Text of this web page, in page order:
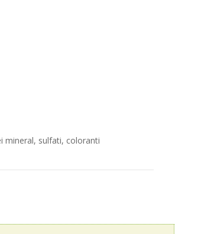
mineral, sulfati, coloranti